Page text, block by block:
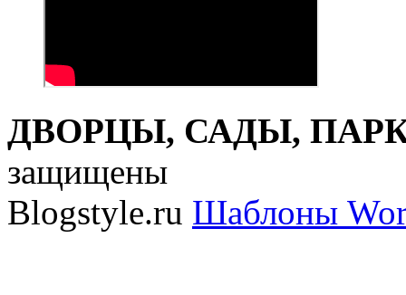
ДВОРЦЫ, САДЫ,
защищены
Blogstyle.ru Шаблоны